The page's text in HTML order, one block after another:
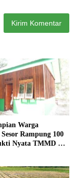
Warga
Rampung 100
Nyata TMMD Ke-